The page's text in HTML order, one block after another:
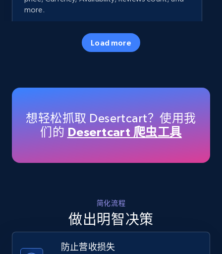
more.
5.7K+
Title, Seller name, Brand, Description, Initial
price, Currency, Availability, Reviews count, and
more.
35.3K+ 5.7K+ 立即开始
Amazon products - find products by using
upc numbers
price, Currency, Availability, Reviews count, and
Load more
想轻松抓取 Desertcart？使用我
们的 Desertcart 爬虫工具
简化流程
做出明智决策
防止营收损失